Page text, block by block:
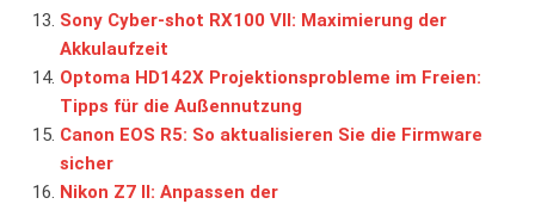
Sony Cyber-shot RX100 VII: Maximierung der
Akkulaufzeit
Optoma HD142X Projektionsprobleme im Freien:
Tipps für die Außennutzung
Canon EOS R5: So aktualisieren Sie die Firmware
sicher
Nikon Z7 II: Anpassen der